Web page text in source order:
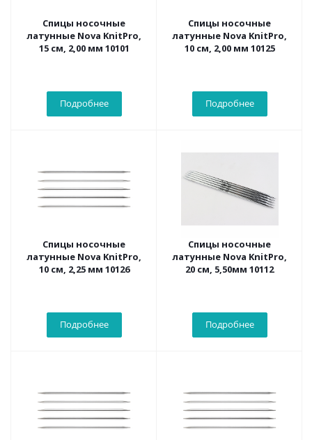
Спицы носочные
латунные Nova KnitPro,
15 см, 2,00 мм 10101
Подробнее
Спицы носочные
латунные Nova KnitPro,
10 см, 2,00 мм 10125
Подробнее
Спицы носочные
латунные Nova KnitPro,
10 см, 2,25 мм 10126
Подробнее
Спицы носочные
латунные Nova KnitPro,
20 см, 5,50мм 10112
Подробнее